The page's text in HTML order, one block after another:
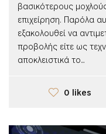
βασικότερους
επιχείρηση. Παρόλα
εξακολουθεί να
προβολής είτε ως
αποκλειστικά το...
0 likes